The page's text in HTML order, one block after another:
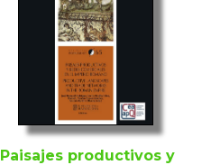
Paisajes productivos y